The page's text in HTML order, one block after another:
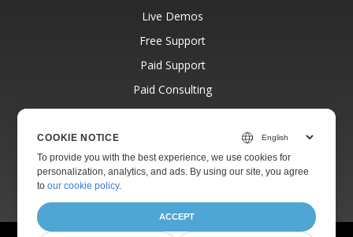
Live Demos
Free Support
Paid Support
Paid Consulting
Blog
About
COOKIE NOTICE
To provide you with the best experience, we use cookies for
personalization, analytics, and ads. By using our site, you agree
toour cookie policy.
ACCEPT